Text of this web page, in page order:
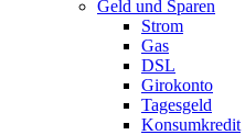
Geld und Sparen
Strom
Gas
DSL
Girokonto
Tagesgeld
Konsumkredit